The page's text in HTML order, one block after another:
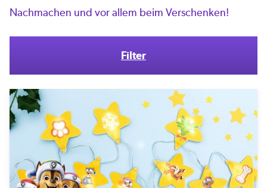
Nachmachen und vor allem beim Verschenken!
Filter